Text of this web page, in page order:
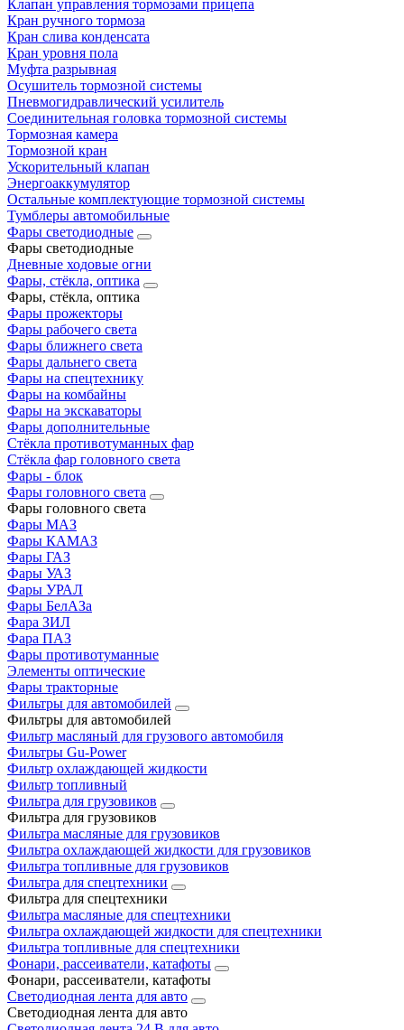
Клапан управления тормозами прицепа
Кран ручного тормоза
Кран слива конденсата
Кран уровня пола
Муфта разрывная
Осушитель тормозной системы
Пневмогидравлический усилитель
Соединительная головка тормозной системы
Тормозная камера
Тормозной кран
Ускорительный клапан
Энергоаккумулятор
Остальные комплектующие тормозной системы
Тумблеры автомобильные
Фары светодиодные
Фары светодиодные
Дневные ходовые огни
Фары, стёкла, оптика
Фары, стёкла, оптика
Фары прожекторы
Фары рабочего света
Фары ближнего света
Фары дальнего света
Фары на спецтехнику
Фары на комбайны
Фары на экскаваторы
Фары дополнительные
Стёкла противотуманных фар
Стёкла фар головного света
Фары - блок
Фары головного света
Фары головного света
Фары МАЗ
Фары КАМАЗ
Фары ГАЗ
Фары УАЗ
Фары УРАЛ
Фары БелАЗа
Фара ЗИЛ
Фара ПАЗ
Фары противотуманные
Элементы оптические
Фары тракторные
Фильтры для автомобилей
Фильтры для автомобилей
Фильтр масляный для грузового автомобиля
Фильтры Gu-Power
Фильтр охлаждающей жидкости
Фильтр топливный
Фильтра для грузовиков
Фильтра для грузовиков
Фильтра масляные для грузовиков
Фильтра охлаждающей жидкости для грузовиков
Фильтра топливные для грузовиков
Фильтра для спецтехники
Фильтра для спецтехники
Фильтра масляные для спецтехники
Фильтра охлаждающей жидкости для спецтехники
Фильтра топливные для спецтехники
Фонари, рассеиватели, катафоты
Фонари, рассеиватели, катафоты
Светодиодная лента для авто
Светодиодная лента для авто